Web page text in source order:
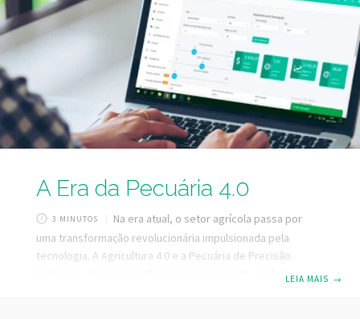
crédito de carbono na pecuária oferece benefícios
ambientais e uma nova
A Era da Pecuária 4.0
3 MINUTOS
Na era atual, o setor agrícola passa por
uma transformação revolucionária impulsionada pela
tecnologia. A Agricultura 4.0 e a Pecuária de Precisão
emergem como conceitos essenciais nesse cenário,LEIA MAIS →